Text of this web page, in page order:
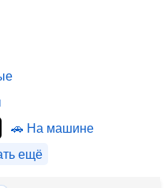
На машине
ещё